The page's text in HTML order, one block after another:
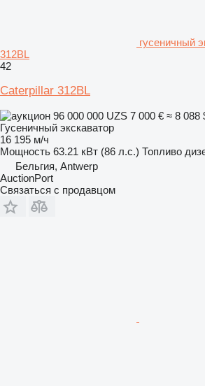
гусеничный
312BL
42
Caterpillar 312BL
96 000 000 UZS 7 000 € ≈ 8 088
Гусеничный экскаватор
16 195 м/ч
Мощность 63.21 кВт (86 л.с.) Топливо
Бельгия, Antwerp
AuctionPort
Связаться с продавцом